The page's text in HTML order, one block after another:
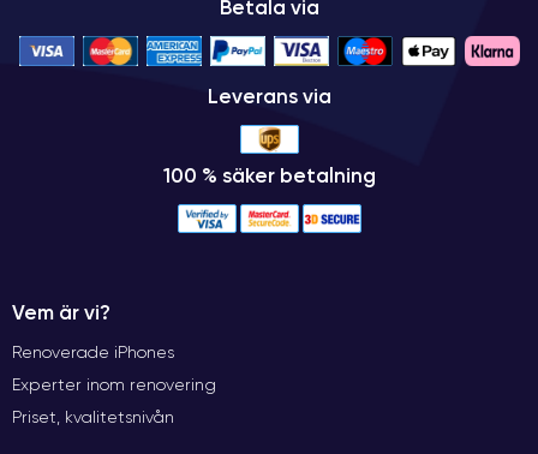
Betala via
Leverans via
100 % säker betalning
Vem är vi?
Renoverade iPhones
Experter inom renovering
Priset, kvalitetsnivån